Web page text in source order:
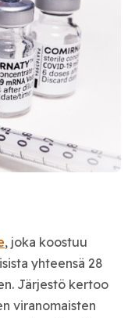
, joka koostuu
yhteensä 28
Järjestö kertoo
viranomaisten